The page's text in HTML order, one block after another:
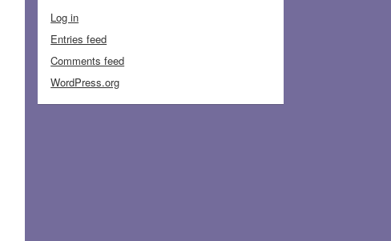
Log in
Entries feed
Comments feed
WordPress.org